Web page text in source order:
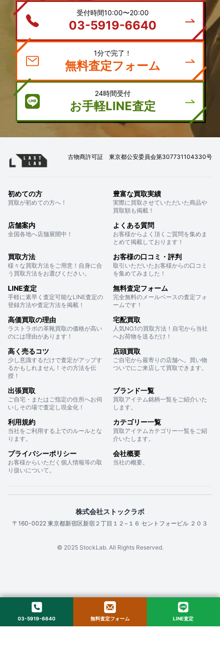
受付時間10:00〜20:00
03-5919-6640
無料査定フォーム
24時間受付
お手軽LINE査定
古物商許可証 東京都公安委員会第307731104330号
初めての方
買取が初めての方へ！
豊富な買取実績
実際に買取させていただいた商品や
買取額も掲載！
店舗案内
全国各地へ店舗展開中！
よくある質問
お客様からよく頂くご質問を集めま
とめて掲載しております！
買取方法
様々な買取方法をご用意！自身に合
う買取方法をお選びください。
お客様の口コミ・評判
取引いただいたお客様からの口コミ
を集めてみました！
LINE査定
手軽に素早く査定可能なLINE査定の
登録方法や査定方法を掲載！
無料査定フォーム
完全無料のメールベースの査定フォ
ームです！
高価買取の理由
ラストラボの革靴買取の価格が高い
のには理由があります！
宅配買取
人気NO.1の買取方法！自宅から当社
へお荷物を送るだけ！
高く売るコツ
少し意識するだけで査定がアップす
るかもしれません！その方法を伝
授！
店頭買取
ご自宅から最寄りの店舗へ。買い物
ついでにご来店して買取できます。
出張買取
ご自宅・またはご指定の住所へお伺
いしその場で査定し現金化！
ブランド一覧
買取アイテム銘柄一覧をご紹介いた
します。
利用規約
当社をご利用する上でのルールとな
ります。
カテゴリー一覧
買取アイテムカテゴリー一覧をご紹
介いたします。
プライバシーポリシー
お客様からいただく個人情報等の取
り扱いについて。
会社概要
当社の概要。
株式会社ストックラボ
〒160-0022 東京都新宿区新宿２丁目１２−１６ セントフォービル ２０３
© 2025 StockLab. All Rights Reserved.
03-5919-6640 無料査定フォーム LINE査定